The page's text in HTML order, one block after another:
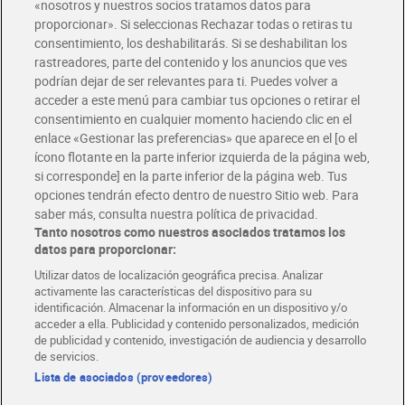
Glovo y Uber Eats
Solicita tu factura de Glovo o Uber Eats
Únete al CLUB Dia
Disfruta las ventajas y ofertas exclusivas.
Descárgate la APP Dia
Folletos y Tiendas
Descubre las mejores ofertas y busca tu tienda más cercana
Tarjeta MaX Dia
Te devuelve hasta 8€/mes de tus compras.
¡Solicita tu tarjeta de crédito aquí!
COMER MEJOR CADA DIA
COLABORA CON DIA ABRE TU TIENDA DIA CORPORATE
«nosotros y nuestros socios tratamos datos para
proporcionar». Si seleccionas Rechazar todas o retiras tu
consentimiento, los deshabilitarás. Si se deshabilitan los
rastreadores, parte del contenido y los anuncios que ves
podrían dejar de ser relevantes para ti. Puedes volver a
acceder a este menú para cambiar tus opciones o retirar el
consentimiento en cualquier momento haciendo clic en el
enlace «Gestionar las preferencias» que aparece en el [o el
ícono flotante en la parte inferior izquierda de la página web,
si corresponde] en la parte inferior de la página web. Tus
opciones tendrán efecto dentro de nuestro Sitio web. Para
saber más, consulta nuestra política de privacidad.
Tanto nosotros como nuestros asociados tratamos los
datos para proporcionar:
Utilizar datos de localización geográfica precisa. Analizar
activamente las características del dispositivo para su
identificación. Almacenar la información en un dispositivo y/o
acceder a ella. Publicidad y contenido personalizados, medición
de publicidad y contenido, investigación de audiencia y desarrollo
de servicios.
Lista de asociados (proveedores)